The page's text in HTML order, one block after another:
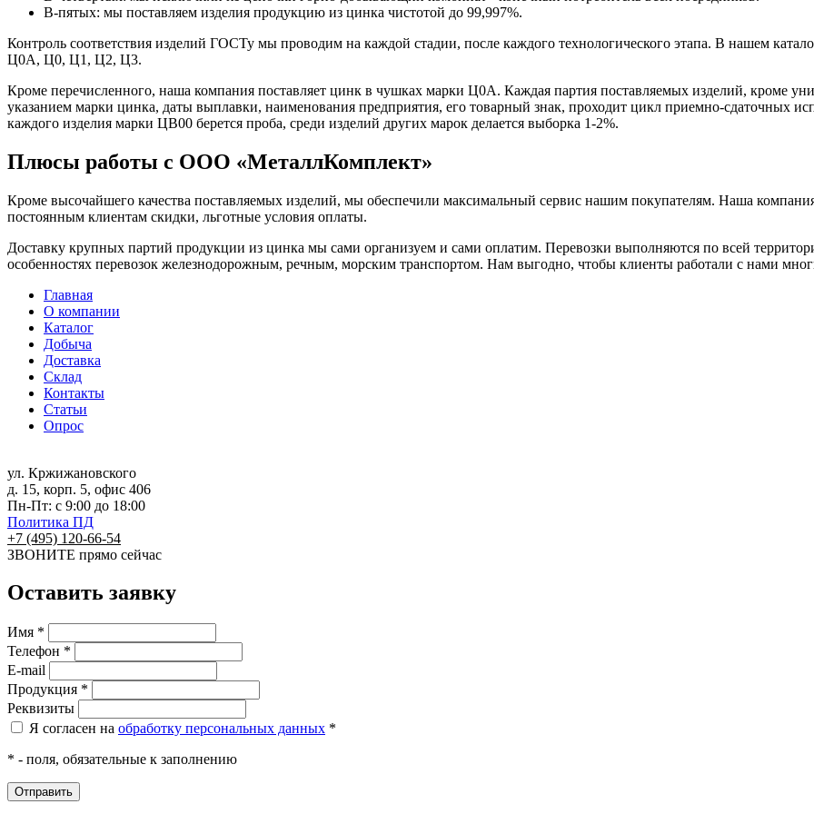
В-пятых: мы поставляем изделия продукцию из цинка чистотой до 99,997%.
Контроль соответствия изделий ГОСТу мы проводим на каждой стадии, после каждого технологического этапа. В нашем
Ц0А, Ц0, Ц1, Ц2, Ц3.
Кроме перечисленного, наша компания поставляет цинк в чушках марки Ц0А. Каждая партия поставляемых изделий, кроме
указанием марки цинка, даты выплавки, наименования предприятия, его товарный знак, проходит цикл приемно-сдаточных
каждого изделия марки ЦВ00 берется проба, среди изделий других марок делается выборка 1-2%.
Плюсы работы с ООО «МеталлКомплект»
Кроме высочайшего качества поставляемых изделий, мы обеспечили максимальный сервис нашим покупателям. Наша
постоянным клиентам скидки, льготные условия оплаты.
Доставку крупных партий продукции из цинка мы сами организуем и сами оплатим. Перевозки выполняются по всей
особенностях перевозок железнодорожным, речным, морским транспортом. Нам выгодно, чтобы клиенты работали с нами
Главная
О компании
Каталог
Добыча
Доставка
Склад
Контакты
Статьи
Опрос
ул. Кржижановского
д. 15, корп. 5, офис 406
Пн-Пт: с 9:00 до 18:00
Политика ПД
+7 (495) 120-66-54
ЗВОНИТЕ прямо сейчас
Оставить заявку
Имя *
Телефон *
E-mail
Продукция *
Реквизиты
Я согласен на обработку персональных данных *
* - поля, обязательные к заполнению